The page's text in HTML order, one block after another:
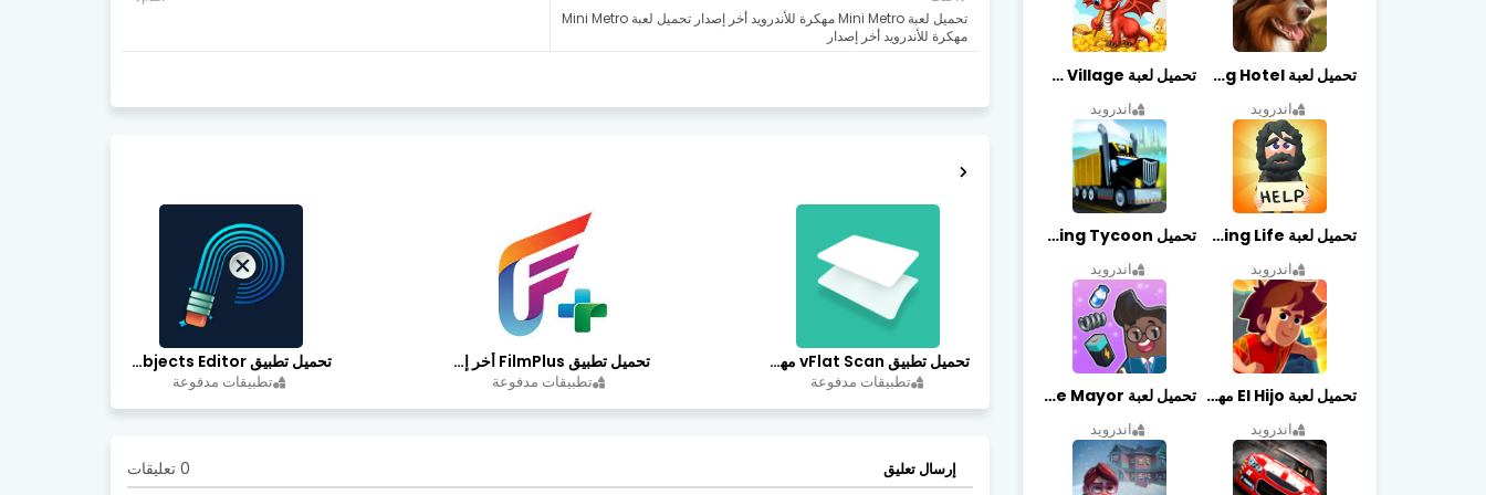
تحميل لعبة Mini Metro مهكرة للأندرويد أخر إصدار تحميل لعبة Mini Metro
مهكرة للأندرويد أخر إصدار
تحميل تطبيق vFlat Scan مهكر آخر إصدار
تطبيقات مدفوعة
تحميل تطبيق FilmPlus أخر إصدار
تطبيقات مدفوعة
تحميل تطبيق Retouch Remove Objects Editor مهكرة اخر إصدار
تطبيقات مدفوعة
إرسال تعليق 0 تعليقات
تحميل لعبة Dog Hotel مهكرة أخر إصدار
اندرويد
تحميل لعبة Dragon Village مهكرة أخر إصدار
اندرويد
تحميل لعبة Begging Life مهكرة أخر إصدار
اندرويد
تحميل Transit King Tycoon مهكرة أخر إصدار
اندرويد
تحميل لعبة El Hijo مهكرة أخر إصدار
اندرويد
تحميل لعبة Merge Mayor مهكرة أخر إصدار
اندرويد